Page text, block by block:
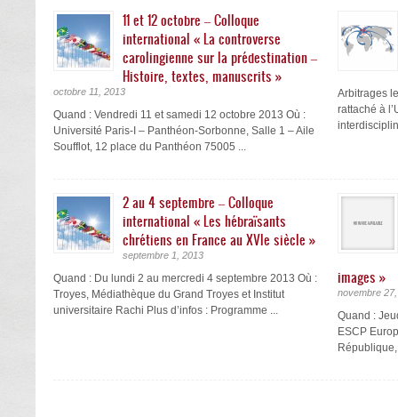
11 et 12 octobre – Colloque
international « La controverse
carolingienne sur la prédestination –
Histoire, textes, manuscrits »
octobre 11, 2013
Quand : Vendredi 11 et samedi 12 octobre 2013 Où :
Université Paris-I – Panthéon-Sorbonne, Salle 1 – Aile
Soufflot, 12 place du Panthéon 75005 ...
Arbitrages
rattaché à
2 au 4 septembre – Colloque
international « Les hébraïsants
chrétiens en France au XVIe siècle »
septembre 1, 2013
Quand : Du lundi 2 au mercredi 4 septembre 2013 Où :
Troyes, Médiathèque du Grand Troyes et Institut
universitaire Rachi Plus d’infos : Programme ...
images »
novembre
Quand :
ESCP